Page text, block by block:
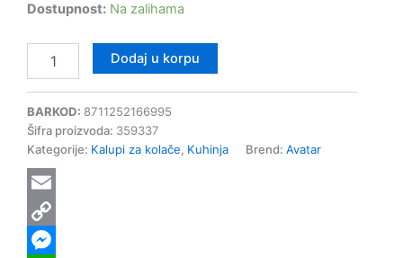
Dostupnost: Na zalihama
Dodaj u korpu
BARKOD: 8711252166995
Šifra proizvoda: 359337
Kategorije: Kalupi za kolače, Kuhinja Brend: Avatar
Email
Copy